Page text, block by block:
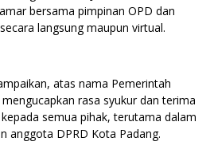
bersama pimpinan OPD dan
langsung maupun virtual.
atas nama Pemerintah
rasa syukur dan terima
semua pihak, terutama dalam
anggota DPRD Kota Padang.